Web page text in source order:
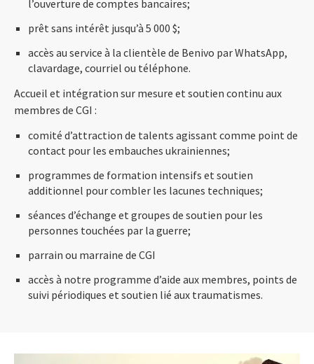
l’ouverture de comptes bancaires;
prêt sans intérêt jusqu’à 5 000 $;
accès au service à la clientèle de Benivo par WhatsApp,
clavardage, courriel ou téléphone.
Accueil et intégration sur mesure et soutien continu aux
membres de CGI :
comité d’attraction de talents agissant comme point de
contact pour les embauches ukrainiennes;
programmes de formation intensifs et soutien
additionnel pour combler les lacunes techniques;
séances d’échange et groupes de soutien pour les
personnes touchées par la guerre;
parrain ou marraine de CGI
accès à notre programme d’aide aux membres, points de
suivi périodiques et soutien lié aux traumatismes.